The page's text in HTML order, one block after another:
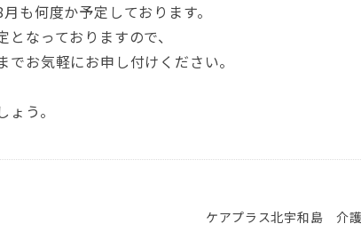
も何度か予定しております。
なっておりますので、
お気軽にお申し付けください。
う。
ケアプラス北宇和島 介